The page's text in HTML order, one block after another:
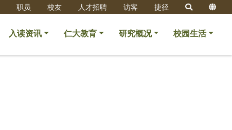
职员 校友 人才招聘 访客 捷径
入读资讯 仁大教育 研究概况 校园生活